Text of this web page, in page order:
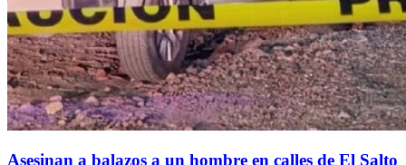
Asesinan a balazos a un hombre en calles de El Salto